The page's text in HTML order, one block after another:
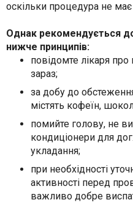
оскільки процедура не
Однак рекомендується
нижче принципів:
повідомте лікаря
зараз;
за добу до
містять кофеїн,
помийте голову, не
кондиціонери для
укладання;
при необхідності
активності перед
важливо добре